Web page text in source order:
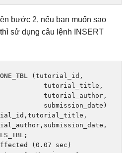
bước 2, nếu bạn muốn sao
sử dụng câu lệnh INSERT
(tutorial_id ,
tutorial_title
,
tutorial_author
,
submission_date
)
, tutorial_title ,
, submission_date ,
;
(0.07 sec )